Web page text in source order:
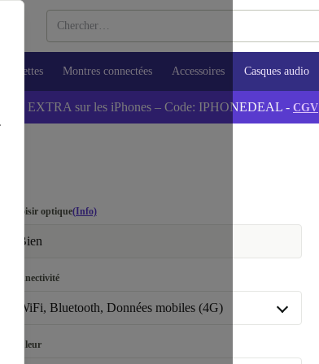
Tablettes Montres connectées Accessoires Casques audio
5% EXTRA sur les iPhones – Code: IPHONEDEAL - CGV
Choisir optique(Info)
Bien
Connectivité
WiFi, Bluetooth, Données mobiles (4G)
WiFi, Bluetooth, Données mobiles (4G)
Couleur